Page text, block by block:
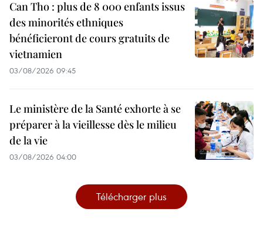
Can Tho : plus de 8 000 enfants issus
des minorités ethniques
bénéficieront de cours gratuits de
vietnamien
03/08/2026 09:45
Le ministère de la Santé exhorte à se
préparer à la vieillesse dès le milieu
de la vie
03/08/2026 04:00
Télécharger plus